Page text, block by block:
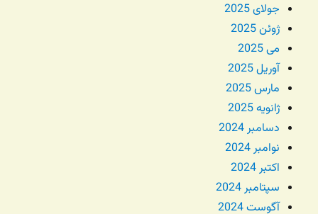
جولای 2025
ژوئن 2025
می 2025
آوریل 2025
مارس 2025
ژانویه 2025
دسامبر 2024
نوامبر 2024
اکتبر 2024
سپتامبر 2024
آگوست 2024